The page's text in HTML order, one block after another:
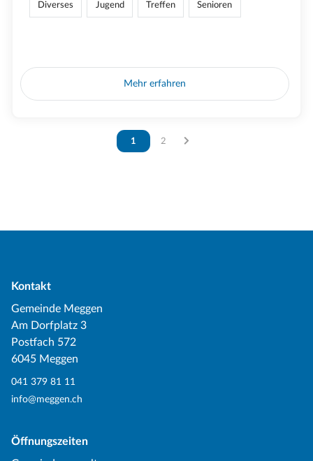
Diverses Jugend Treffen Senioren
Mehr erfahren
Vous êtes sur la page
1 Vous êtes sur la page
2
Kontakt
Gemeinde Meggen
Am Dorfplatz 3
Postfach 572
6045 Meggen
041 379 81 11
info@meggen.ch
Öffnungszeiten